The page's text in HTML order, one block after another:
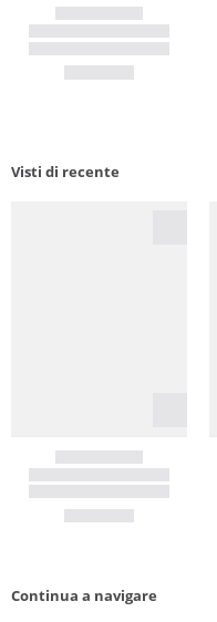
Visti di recente
Continua a navigare